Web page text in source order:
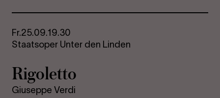
Fr.25.09.19.30
Staatsoper Unter den Linden
Ri­go­let­to
Giuseppe Verdi